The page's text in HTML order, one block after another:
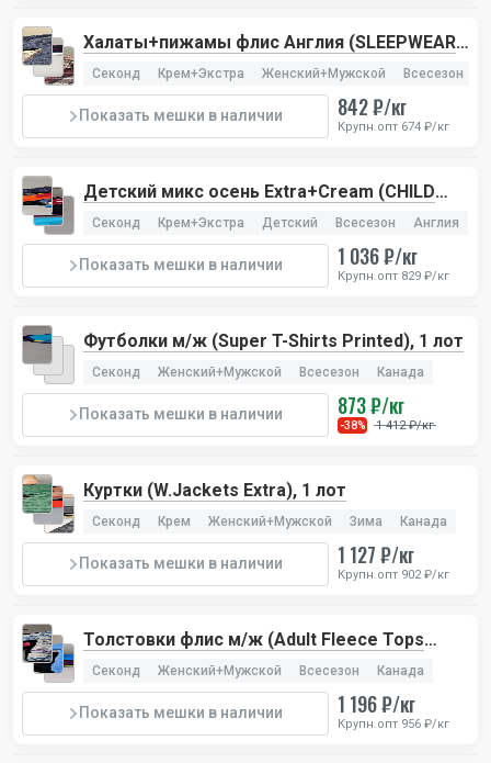
Халаты+пижамы флис Англия (SLEEPWEAR
PREMIUM), 1 лот
Секонд Крем+Экстра Женский+Мужской Всесезон
Показать мешки в наличии 842 ₽/кг
Крупн.опт 674 ₽/кг
Детский микс осень Extra+Cream (CHILD
AUTUMN EXTRA), 2 лота
Секонд Крем+Экстра Детский Всесезон Англия
Показать мешки в наличии 1 036 ₽/кг
Крупн.опт 829 ₽/кг
Футболки м/ж (Super T-Shirts Printed), 1 лот
Секонд Женский+Мужской Всесезон Канада
Показать мешки в наличии 873 ₽/кг
-38% 1 412 ₽/кг
Куртки (W.Jackets Extra), 1 лот
Секонд Крем Женский+Мужской Зима Канада
Показать мешки в наличии 1 127 ₽/кг
Крупн.опт 902 ₽/кг
Толстовки флис м/ж (Adult Fleece Tops
Pr/Lux), 2 лота
Секонд Женский+Мужской Всесезон Канада
Показать мешки в наличии 1 196 ₽/кг
Крупн.опт 956 ₽/кг